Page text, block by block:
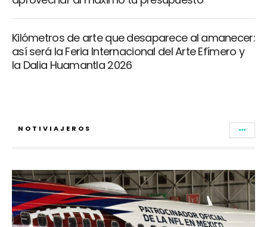
Kilómetros de arte que desaparece al amanecer:
así será la Feria Internacional del Arte Efímero y
la Dalia Huamantla 2026
NOTIVIAJEROS